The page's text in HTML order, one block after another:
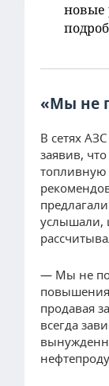
новые
«Мы не
В сетях
заявив,
топливную
услышали,
— Мы не
повышения
продавая
всегда